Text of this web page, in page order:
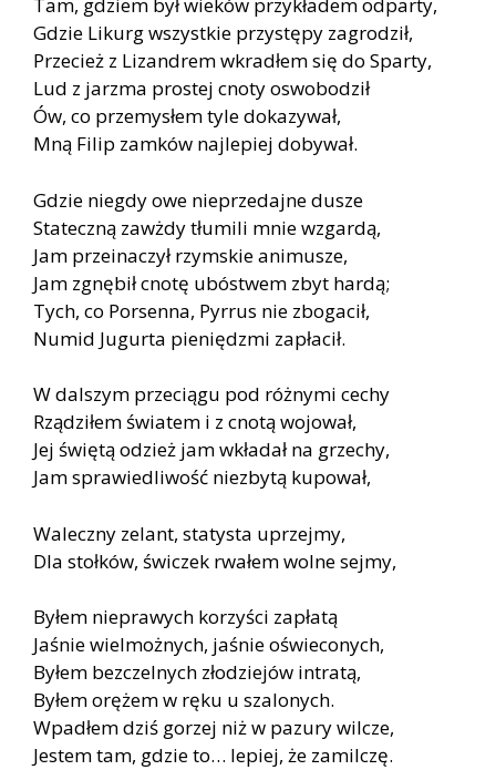
Tam, gdziem był wieków przykładem odparty,
Gdzie Likurg wszystkie przystępy zagrodził,
Przecież z Lizandrem wkradłem się do Sparty,
Lud z jarzma prostej cnoty oswobodził
Ów, co przemysłem tyle dokazywał,
Mną Filip zamków najlepiej dobywał.
Gdzie niegdy owe nieprzedajne dusze
Stateczną zawżdy tłumili mnie wzgardą,
Jam przeinaczył rzymskie animusze,
Jam zgnębił cnotę ubóstwem zbyt hardą;
Tych, co Porsenna, Pyrrus nie zbogacił,
Numid Jugurta pieniędzmi zapłacił.
W dalszym przeciągu pod różnymi cechy
Rządziłem światem i z cnotą wojował,
Jej świętą odzież jam wkładał na grzechy,
Jam sprawiedliwość niezbytą kupował,
Waleczny zelant, statysta uprzejmy,
Dla stołków, świczek rwałem wolne sejmy,
Byłem nieprawych korzyści zapłatą
Jaśnie wielmożnych, jaśnie oświeconych,
Byłem bezczelnych złodziejów intratą,
Byłem orężem w ręku u szalonych.
Wpadłem dziś gorzej niż w pazury wilcze,
Jestem tam, gdzie to… lepiej, że zamilczę.